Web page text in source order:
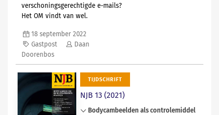
verschoningsgerechtigde e-mails?
Het OM vindt van wel.
18 september 2022
Gastpost
Daan
Doorenbos
TIJDSCHRIFT
NJB 13 (2021)
Bodycambeelden als controlemiddel